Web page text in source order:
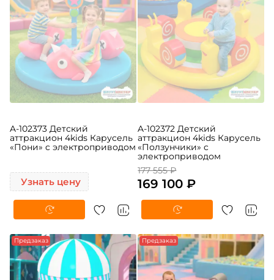
A-102373 Детский
аттракцион 4kids Карусель
«Пони» c электроприводом
Узнать цену
A-102372 Детский
аттракцион 4kids Карусель
«Ползунчики» c
электроприводом
177 555 ₽
169 100 ₽
Предзаказ Предзаказ